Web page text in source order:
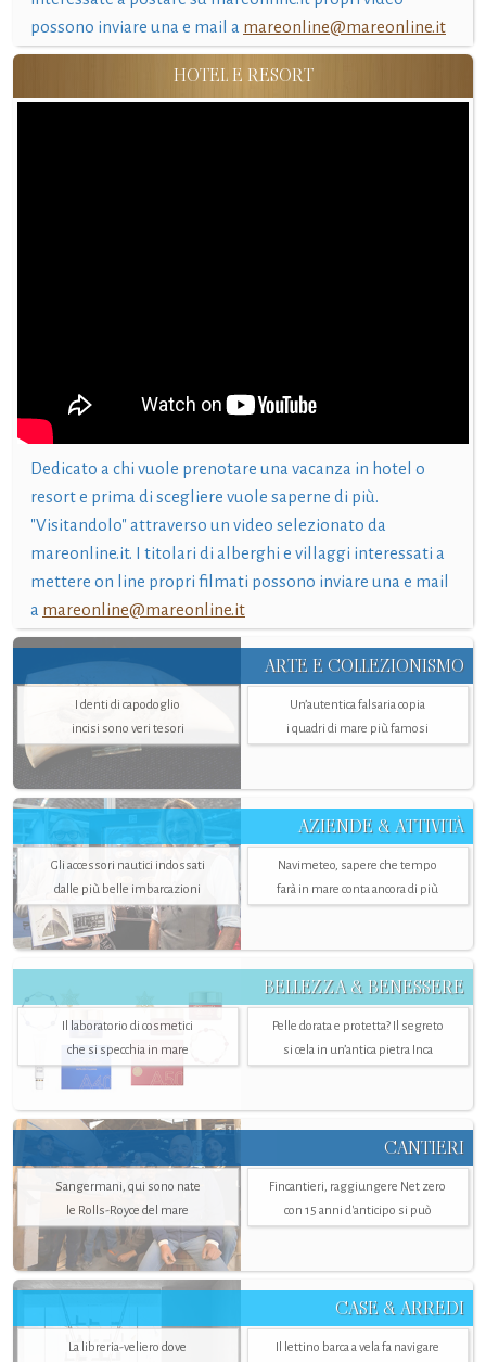
possono inviare una e mail a mareonline@mareonline.it
HOTEL E RESORT
Dedicato a chi vuole prenotare una vacanza in hotel o
resort e prima di scegliere vuole saperne di più.
"Visitandolo" attraverso un video selezionato da
mareonline.it. I titolari di alberghi e villaggi interessati a
mettere on line propri filmati possono inviare una e mail
a mareonline@mareonline.it
ARTE E COLLEZIONISMO
I denti di capodoglio
incisi sono veri tesori
Un’autentica falsaria copia
i quadri di mare più famosi
AZIENDE & ATTIVITÀ
Gli accessori nautici indossati
dalle più belle imbarcazioni
Navimeteo, sapere che tempo
farà in mare conta ancora di più
BELLEZZA & BENESSERE
Il laboratorio di cosmetici
che si specchia in mare
Pelle dorata e protetta? Il segreto
si cela in un’antica pietra Inca
CANTIERI
Sangermani, qui sono nate
le Rolls-Royce del mare
Fincantieri, raggiungere Net zero
con 15 anni d'anticipo si può
CASE & ARREDI
La libreria-veliero dove
Il lettino barca a vela fa navigare